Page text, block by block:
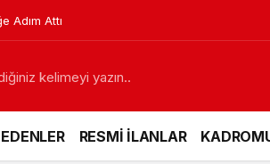
Adım Attı
RESMİ İLANLAR